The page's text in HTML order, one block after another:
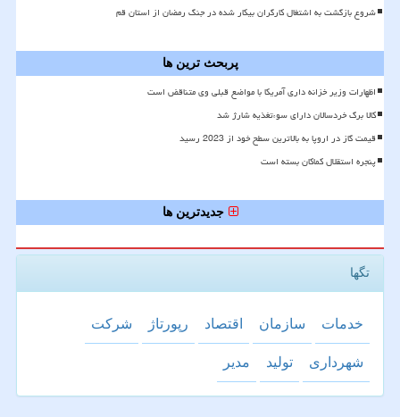
شروع بازگشت به اشتغال کارگران بیکار شده در جنگ رمضان از استان قم
پربحث ترین ها
اظهارات وزیر خزانه داری آمریکا با مواضع قبلی وی متناقض است
کالا برگ خردسالان دارای سوءتغذیه شارژ شد
قیمت گاز در اروپا به بالاترین سطح خود از 2023 رسید
پنجره استقلال کماکان بسته است
جدیدترین ها
تگها
خدمات سازمان اقتصاد رپورتاژ شركت
شهرداری تولید مدیر